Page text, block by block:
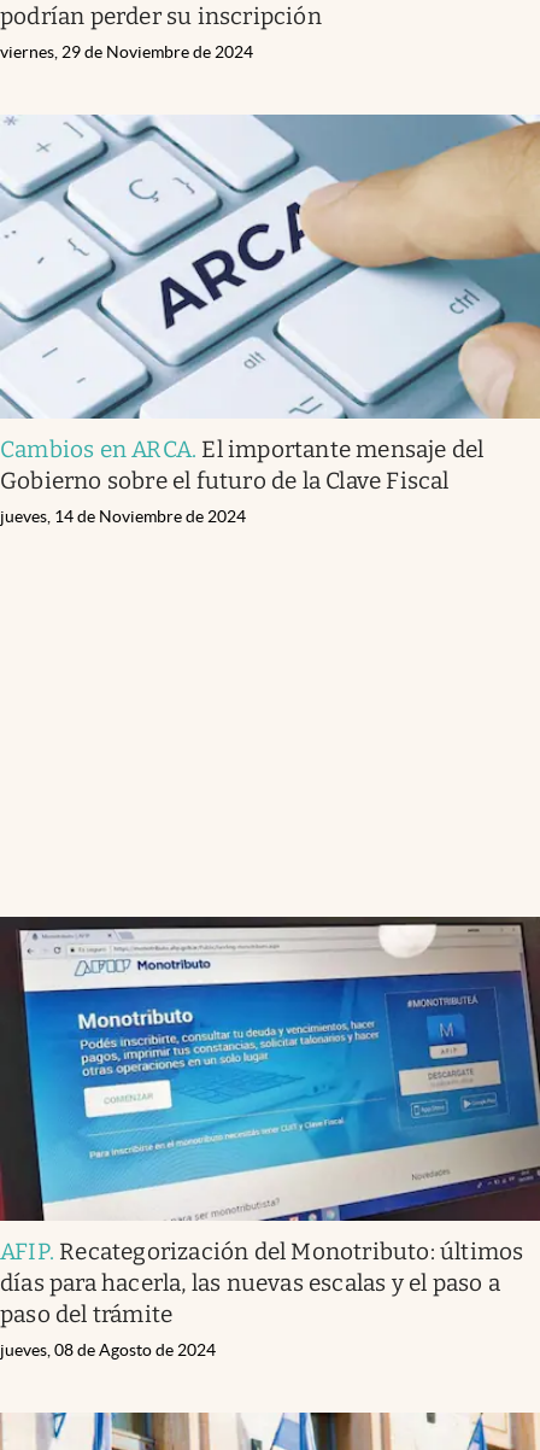
podrían perder su inscripción
viernes, 29 de Noviembre de 2024
Cambios en ARCA. El importante mensaje del
Gobierno sobre el futuro de la Clave Fiscal
jueves, 14 de Noviembre de 2024
AFIP. Recategorización del Monotributo: últimos
días para hacerla, las nuevas escalas y el paso a
paso del trámite
jueves, 08 de Agosto de 2024